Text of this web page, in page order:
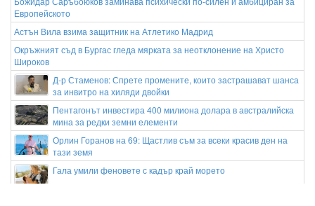
Европейското
Астън Вила взима защитник на Атлетико Мадрид
Окръжният съд в Бургас гледа мярката за неотклонение на Христо
Широков
Д-р Стаменов: Спрете промените, които застрашават шанса
за инвитро на хиляди двойки
Пентагонът инвестира 400 милиона долара в австралийска
мина за редки земни елементи
Орлин Горанов на 69: Щастлив съм за всеки красив ден на
тази земя
Гала умили феновете с кадър край морето